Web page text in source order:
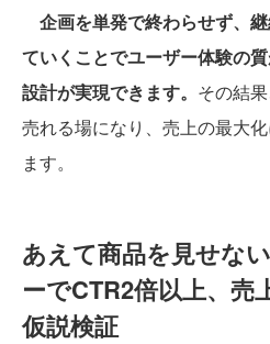
企画を単発で終わらせず、
ていくことでユーザー体験の
設計が実現できます。 その結
売れる場になり、売上の最大
ます。
あえて商品を見せな
ーでCTR2倍以上、売
仮説検証